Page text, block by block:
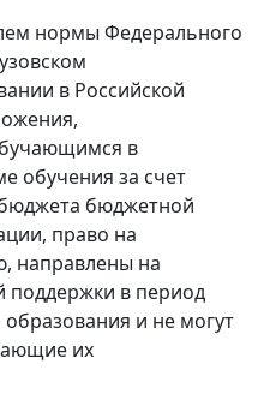
нормы Федерального
в Российской
в
обучения за счет
бюджетной
право на
направлены на
поддержки в период
и не могут
их